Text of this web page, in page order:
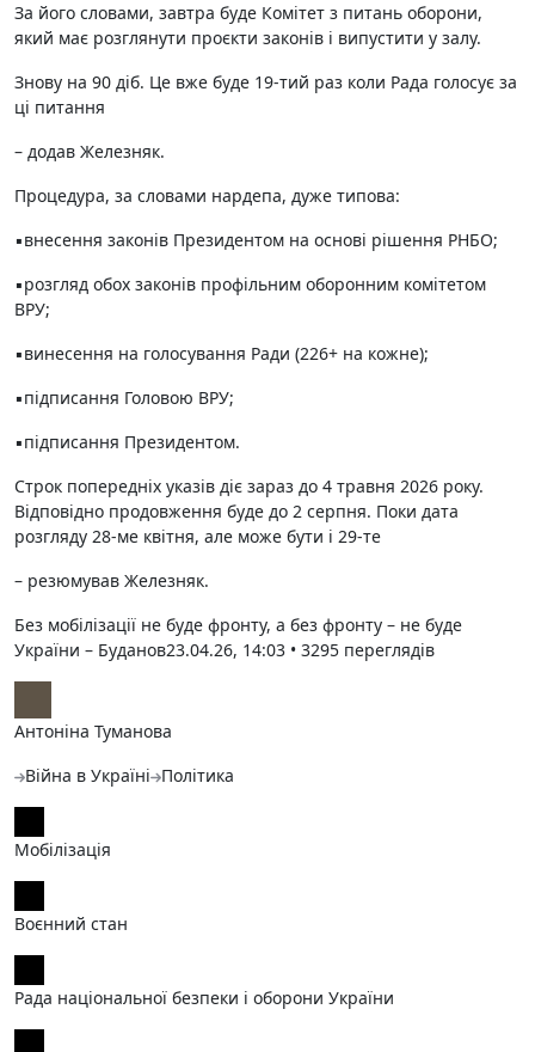
За його словами, завтра буде Комітет з питань оборони,
який має розглянути проєкти законів і випустити у залу.
Знову на 90 діб. Це вже буде 19-тий раз коли Рада голосує за
ці питання
– додав Железняк.
Процедура, за словами нардепа, дуже типова:
▪️внесення законів Президентом на основі рішення РНБО;
▪️розгляд обох законів профільним оборонним комітетом
ВРУ;
▪️винесення на голосування Ради (226+ на кожне);
▪️підписання Головою ВРУ;
▪️підписання Президентом.
Строк попередніх указів діє зараз до 4 травня 2026 року.
Відповідно продовження буде до 2 серпня. Поки дата
розгляду 28-ме квітня, але може бути і 29-те
– резюмував Железняк.
Без мобілізації не буде фронту, а без фронту – не буде
України – Буданов23.04.26, 14:03 • 3295 переглядiв
Антоніна Туманова
Війна в Україні Політика
Мобілізація
Воєнний стан
Рада національної безпеки і оборони України